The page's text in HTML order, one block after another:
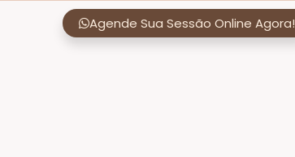
Agende Sua Sessão Online Agora!